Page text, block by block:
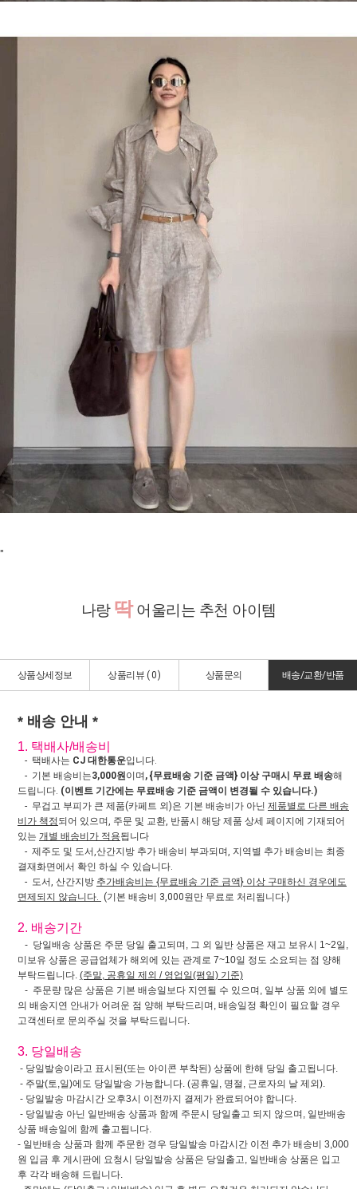
"
나랑 딱어울리는 추천 아이템
상품상세정보 상품리뷰 ( 0) 상품문의 배송/교환/반품
* 배송 안내 *
1. 택배사/배송비
- 택배사는 CJ 대한통운입니다.
- 기본 배송비는3,000원이며 , {무료배송 기준 금액} 이상 구매시 무료 배송해
드립니다. (이벤트 기간에는 무료배송 기준 금액이 변경될 수 있습니다.)
- 무겁고 부피가 큰 제품(카페트 외)은 기본 배송비가 아닌 제품별로 다른 배송
비가 책정되어 있으며, 주문 및 교환, 반품시 해당 제품 상세 페이지에 기재되어
있는 개별 배송비가 적용됩니다
- 제주도 및 도서,산간지방 추가 배송비 부과되며, 지역별 추가 배송비는 최종
결재화면에서 확인 하실 수 있습니다.
- 도서, 산간지방 추가배송비는 {무료배송 기준 금액} 이상 구매하신 경우에도
면제되지 않습니다. (기본 배송비 3,000원만 무료로 처리됩니다.)
2. 배송기간
- 당일배송 상품은 주문 당일 출고되며, 그 외 일반 상품은 재고 보유시 1~2일,
미보유 상품은 공급업체가 해외에 있는 관계로 7~10일 정도 소요되는 점 양해
부탁드립니다. (주말, 공휴일 제외 / 영업일(평일) 기준)
- 주문량 많은 상품은 기본 배송일보다 지연될 수 있으며, 일부 상품 외에 별도
의 배송지연 안내가 어려운 점 양해 부탁드리며, 배송일정 확인이 필요할 경우
고객센터로 문의주실 것을 부탁드립니다.
3. 당일배송
- 당일발송이라고 표시된(또는 아이콘 부착된) 상품에 한해 당일 출고됩니다.
- 주말(토,일)에도 당일발송 가능합니다. (공휴일, 명절, 근로자의 날 제외).
- 당일발송 마감시간 오후3시 이전까지 결제가 완료되어야 합니다.
- 당일발송 아닌 일반배송 상품과 함께 주문시 당일출고 되지 않으며, 일반배송
상품 배송일에 함께 출고됩니다.
- 일반배송 상품과 함께 주문한 경우 당일발송 마감시간 이전 추가 배송비 3,000
원 입금 후 게시판에 요청시 당일발송 상품은 당일출고, 일반배송 상품은 입고
후 각각 배송해 드립니다.